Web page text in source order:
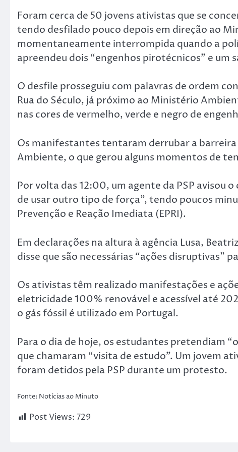
Foram cerca de 50 jovens ativistas que se
tendo desfilado pouco depois em direção ao
momentaneamente interrompida quando a
apreendeu dois “engenhos pirotécnicos” e um
O desfile prosseguiu com palavras de ordem
Rua do Século, já próximo ao Ministério
nas cores de vermelho, verde e negro de
Os manifestantes tentaram derrubar a
Ambiente, o que gerou alguns momentos de
Por volta das 12:00, um agente da PSP avisou
de usar outro tipo de força”, tendo poucos
Prevenção e Reação Imediata (EPRI).
Em declarações na altura à agência Lusa,
disse que são necessárias “ações disruptivas”
Os ativistas têm realizado manifestações e
eletricidade 100% renovável e acessível até
o gás fóssil é utilizado em Portugal.
Para o dia de hoje, os estudantes pretendiam
que chamaram “visita de estudo”. Um jovem
foram detidos pela PSP durante um protesto.
Fonte: Notícias ao Minuto
Post Views: 729